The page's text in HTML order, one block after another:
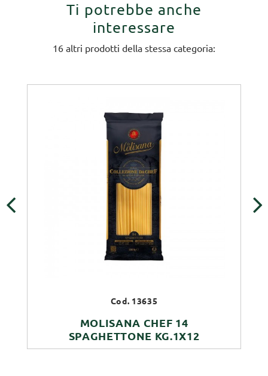
Ti potrebbe anche
interessare
16 altri prodotti della stessa categoria:
Cod. 13635
MOLISANA CHEF 14
SPAGHETTONE KG.1X12